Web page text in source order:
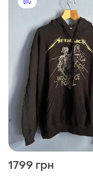
1799 грн